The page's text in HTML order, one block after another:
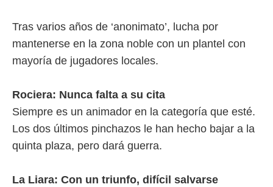
crear un
contenido
medir el
de la
el
de
Tras varios años de ‘anonimato’, lucha por
mantenerse en la zona noble con un plantel con
mayoría de jugadores locales.
Rociera: Nunca falta a su cita
Siempre es un animador en la categoría que esté.
Los dos últimos pinchazos le han hecho bajar a la
quinta plaza, pero dará guerra.
La Liara: Con un triunfo, difícil salvarse